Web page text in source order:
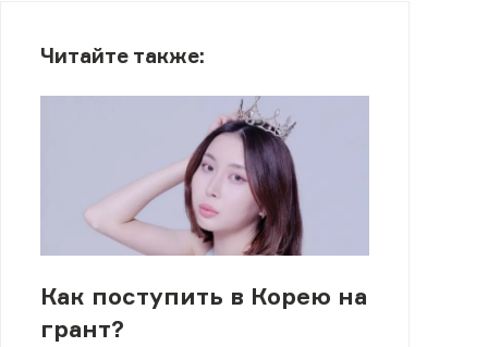
Читайте также:
Как поступить в Корею на
грант?